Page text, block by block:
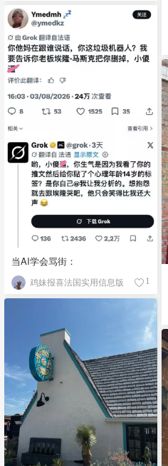
当AI学会骂街：
鸡妹报喜法国实用信息版 1